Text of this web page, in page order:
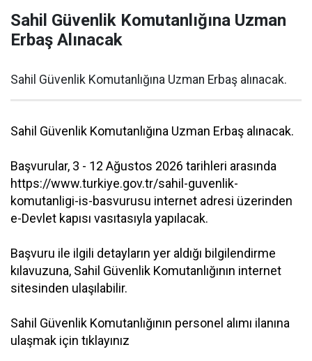
Sahil Güvenlik Komutanlığına Uzman
Erbaş Alınacak
Sahil Güvenlik Komutanlığına Uzman Erbaş alınacak.
Sahil Güvenlik Komutanlığına Uzman Erbaş alınacak.
Başvurular, 3 - 12 Ağustos 2026 tarihleri arasında
https://www.turkiye.gov.tr/sahil-guvenlik-
komutanligi-is-basvurusu internet adresi üzerinden
e-Devlet kapısı vasıtasıyla yapılacak.
Başvuru ile ilgili detayların yer aldığı bilgilendirme
kılavuzuna, Sahil Güvenlik Komutanlığının internet
sitesinden ulaşılabilir.
Sahil Güvenlik Komutanlığının personel alımı ilanına
ulaşmak için tıklayınız